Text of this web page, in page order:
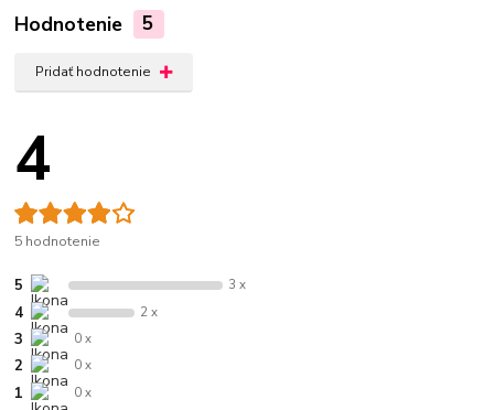
Hodnotenie 5
Pridať hodnotenie
4
5 hodnotenie
5 3 x
4 2 x
3 0 x
2 0 x
1 0 x